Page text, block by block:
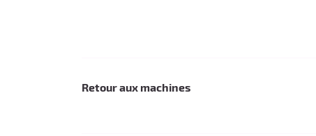
Retour aux machines